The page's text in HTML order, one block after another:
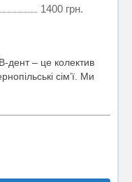
1400 грн.
дент – це колектив
сім’ї. Ми